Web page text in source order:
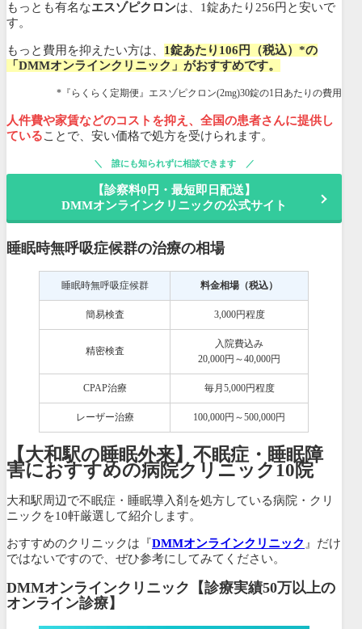
もっとも有名なエスゾピクロンは、1錠あたり256円と安いで
す。
もっと費用を抑えたい方は、 1錠あたり106円（税込）*の
「DMMオンラインクリニック」がおすすめです。
*『らくらく定期便』エスゾピクロン(2mg)30錠の1日あたりの費用
人件費や家賃などのコストを抑え、全国の患者さんに提供し
ていることで、安い価格で処方を受けられます。
誰にも知られずに相談できます
【診察料0円・最短即日配送】
DMMオンラインクリニックの公式サイト
睡眠時無呼吸症候群の治療の相場
睡眠時無呼吸症候群 料金相場（税込）
簡易検査 3,000円程度
精密検査
入院費込み
20,000円～40,000円
CPAP治療 毎月5,000円程度
レーザー治療 100,000円～500,000円
【大和駅の睡眠外来】不眠症・睡眠障
害におすすめの病院クリニック10院
大和駅周辺で不眠症・睡眠導入剤を処方している病院・クリ
ニックを10軒厳選して紹介します。
おすすめのクリニックは『DMMオンラインクリニック 』だけ
ではないですので、ぜひ参考にしてみてください。
DMMオンラインクリニック【診療実績50万以上の
オンライン診療】